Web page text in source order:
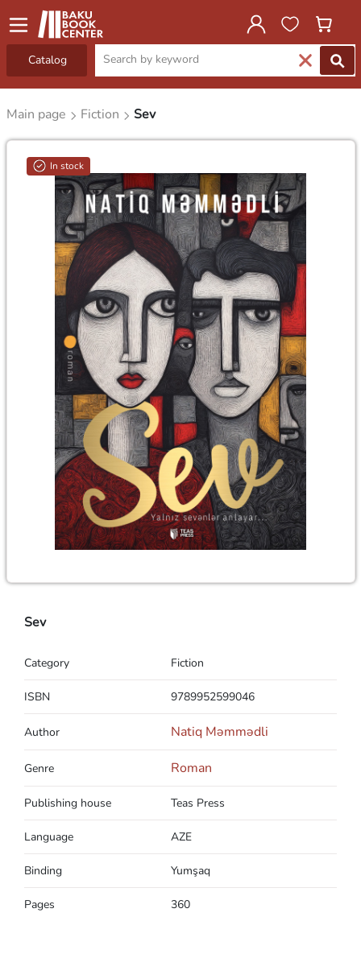
Catalog
Main page Fiction Sev
In stock
Sev
Category Fiction
ISBN 9789952599046
Author Natiq Məmmədli
Genre Roman
Publishing house Teas Press
Language AZE
Binding Yumşaq
Pages 360